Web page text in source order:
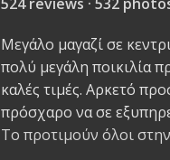
Μεγάλο μαγαζί σε
πολύ μεγάλη ποικιλία
καλές τιμές. Αρκετό
πρόσχαρο να σε
Το προτιμούν όλοι